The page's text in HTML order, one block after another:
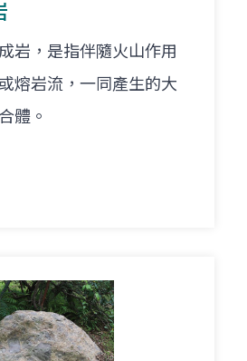
岩，是指伴隨火山作用
熔岩流，一同產生的大
體。